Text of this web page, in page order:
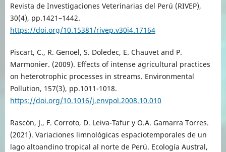
Revista de Investigaciones Veterinarias del Perú (RIVEP),
30(4), pp.1421–1442.
https://doi.org/10.15381/rivep.v30i4.17164
Piscart, C., R. Genoel, S. Doledec, E. Chauvet and P.
Marmonier. (2009). Effects of intense agricultural practices
on heterotrophic processes in streams. Environmental
Pollution, 157(3), pp.1011-1018.
https://doi.org/10.1016/j.envpol.2008.10.010
Rascón, J., F. Corroto, D. Leiva-Tafur y O.A. Gamarra Torres.
(2021). Variaciones limnológicas espaciotemporales de un
lago altoandino tropical al norte de Perú. Ecología Austral,